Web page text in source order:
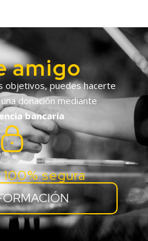
amigo
objetivos, puedes hacerte
donación mediante
bancaria
segura